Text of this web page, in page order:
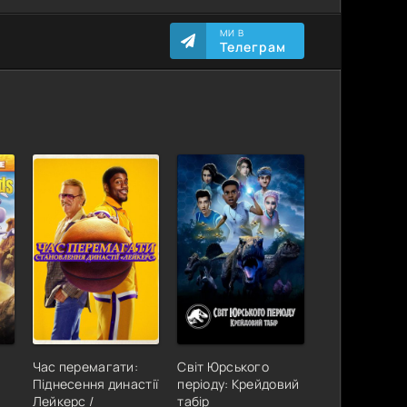
МИ В
Телеграм
Час перемагати:
Піднесення династії
Лейкерс /
Світ Юрського
періоду: Крейдовий
табір